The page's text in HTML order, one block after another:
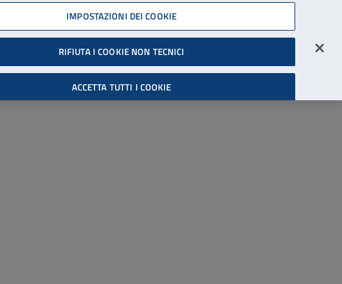
06 45539607
Accessibilità
Cerca
Accedi all'area riservata
IMPOSTAZIONI DEI COOKIE
RIFIUTA I COOKIE NON TECNICI
ACCETTA TUTTI I COOKIE